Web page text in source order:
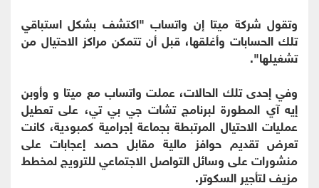
وتقول شركة ميتا إن واتساب "اكتشف بشكل استباقي
تلك الحسابات وأغلقها، قبل أن تتمكن مراكز الاحتيال من
تشغيلها".
وفي إحدى تلك الحالات، عملت واتساب مع ميتا و وأوبن
إيه آي المطورة لبرنامج تشات جي بي تي، على تعطيل
عمليات الاحتيال المرتبطة بجماعة إجرامية كمبودية، كانت
تعرض تقديم حوافز مالية مقابل حصد إعجابات على
منشورات على وسائل التواصل الاجتماعي للترويج لمخطط
مزيف لتأجير السكوتر.